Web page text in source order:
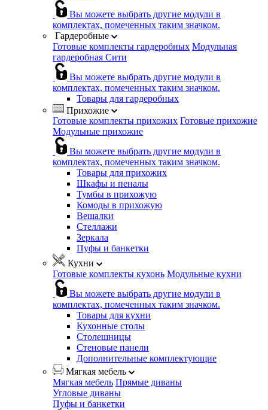
Вы можете выбрать другие модули в
комплектах, помеченных таким значком.
Гардеробные
Готовые комплекты гардеробных Модульная
гардеробная Сити
Вы можете выбрать другие модули в
комплектах, помеченных таким значком.
Товары для гардеробных
Прихожие
Готовые комплекты прихожих Готовые прихожие
Модульные прихожие
Вы можете выбрать другие модули в
комплектах, помеченных таким значком.
Товары для прихожих
Шкафы и пеналы
Тумбы в прихожую
Комоды в прихожую
Вешалки
Стеллажи
Зеркала
Пуфы и банкетки
Кухни
Готовые комплекты кухонь Модульные кухни
Вы можете выбрать другие модули в
комплектах, помеченных таким значком.
Товары для кухни
Кухонные столы
Столешницы
Стеновые панели
Дополнительные комплектующие
Мягкая мебель
Мягкая мебель Прямые диваны
Угловые диваны
Пуфы и банкетки